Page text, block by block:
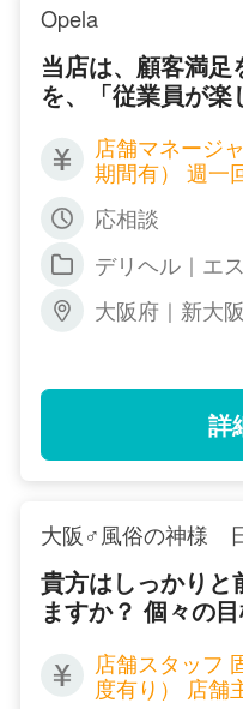
Opela
当店は、顧客満
を、「従業員が
の人間（男子ス
満足させられな
ない」と考えてお
を重視し、お互い
りを行うと共に、
ニケーションを高
用する人間作りを
要なものである
見、アイディア
結びつくとき、
実感に満たされる
きましょう！
店舗マネージャー候補 月
期間有） 週一回の休日 能力に応じて昇給
一回の休日 能力に応じて昇給制度有 ＷＥ
能力に応じて昇給制度
時給
応相談
デリヘル｜エ
大阪府｜新大
詳
大阪♂風俗の神様
貴方はしっかりと
ますか？ 個々の目標を達成させる為にス
致します。 未経
くりと教えて行
店舗スタッフ
度有り） 店舗